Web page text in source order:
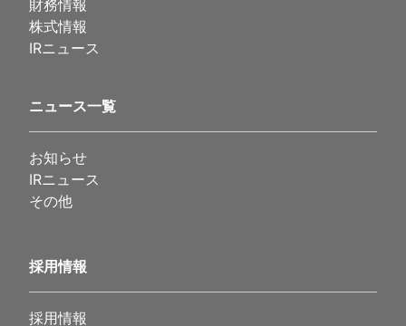
財務情報
株式情報
IRニュース
ニュース一覧
お知らせ
IRニュース
その他
採用情報
採用情報